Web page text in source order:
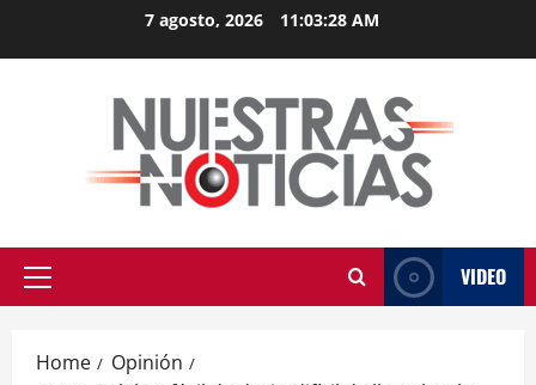
7 agosto, 2026 11:03:28 AM
Primary
VIDEO
Home
Opinión